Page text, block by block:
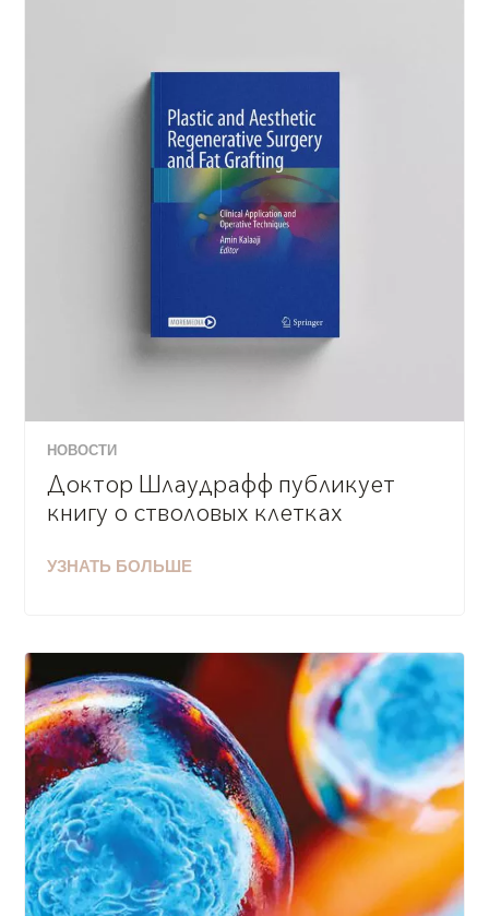
НОВОСТИ
Доктор Шлаудрафф публикует
книгу о стволовых клетках
УЗНАТЬ БОЛЬШЕ